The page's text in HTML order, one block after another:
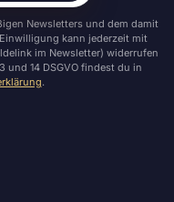
Newsletters und dem damit
kann jederzeit mit
im Newsletter) widerrufen
und 14 DSGVO findest du in
.